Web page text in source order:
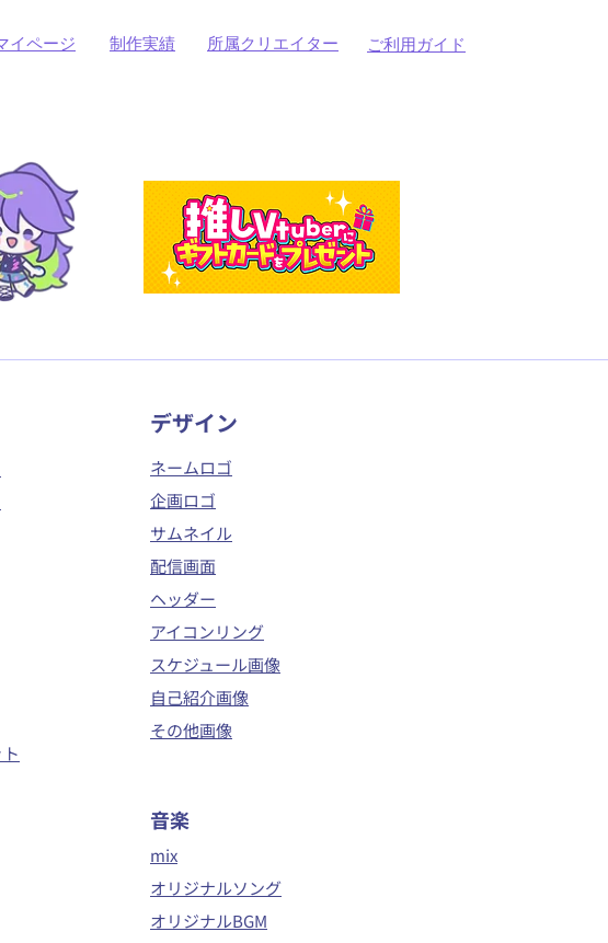
イページ 制作実績 所属クリエイター ご利用ガイド
​デザイン
ネームロゴ
企画ロゴ
サムネイル
配信画面
ヘッダー
アイコンリング
スケジュール画像
自己紹介画像
その他画像
音楽
mix
オリジナルソング
オリジナルBGM